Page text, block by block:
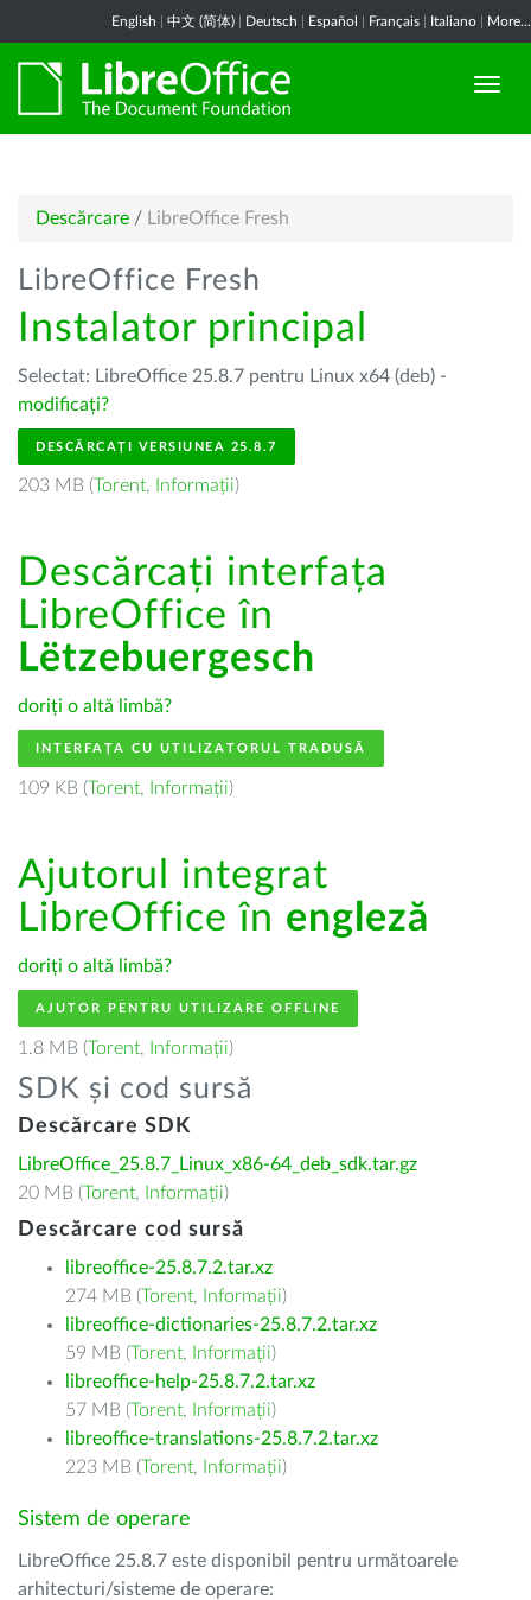
English 中文 (简体) Deutsch Español Français Italiano More...
Descărcare / LibreOffice Fresh
LibreOffice Fresh
Instalator principal
Selectat: LibreOffice 25.8.7 pentru Linux x64 (deb) -
modificați?
DESCĂRCAȚI VERSIUNEA 25.8.7
203 MB (Torent, Informații)
Descărcați interfața
LibreOffice în
Lëtzebuergesch
doriți o altă limbă?
INTERFAȚA CU UTILIZATORUL TRADUSĂ
109 KB (Torent, Informații)
Ajutorul integrat
LibreOffice în engleză
doriți o altă limbă?
AJUTOR PENTRU UTILIZARE OFFLINE
1.8 MB (Torent, Informații)
SDK și cod sursă
Descărcare SDK
LibreOffice_25.8.7_Linux_x86-64_deb_sdk.tar.gz
20 MB (Torent, Informații)
Descărcare cod sursă
libreoffice-25.8.7.2.tar.xz
274 MB (Torent, Informații)
libreoffice-dictionaries-25.8.7.2.tar.xz
59 MB (Torent, Informații)
libreoffice-help-25.8.7.2.tar.xz
57 MB (Torent, Informații)
libreoffice-translations-25.8.7.2.tar.xz
223 MB (Torent, Informații)
Sistem de operare
LibreOffice 25.8.7 este disponibil pentru următoarele
arhitecturi/sisteme de operare: